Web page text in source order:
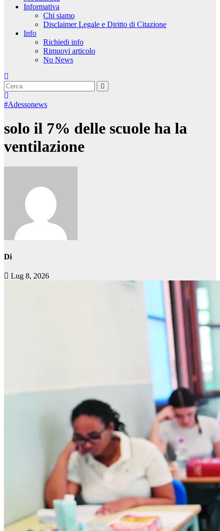
Informativa
Chi siamo
Disclaimer Legale e Diritto di Citazione
Info
Richiedi info
Rimuovi articolo
No News
#Adessonews
solo il 7% delle scuole ha la
ventilazione
Di
Lug 8, 2026